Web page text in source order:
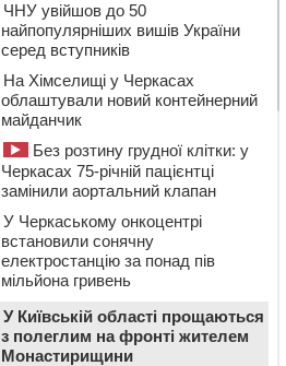
ЧНУ увійшов до 50
найпопулярніших вишів України
серед вступників
На Хімселищі у Черкасах
облаштували новий контейнерний
майданчик
Без розтину грудної клітки: у
Черкасах 75-річній пацієнтці
замінили аортальний клапан
У Черкаському онкоцентрі
встановили сонячну
електростанцію за понад пів
мільйона гривень
У Київській області прощаються
з полеглим на фронті жителем
Монастирищини